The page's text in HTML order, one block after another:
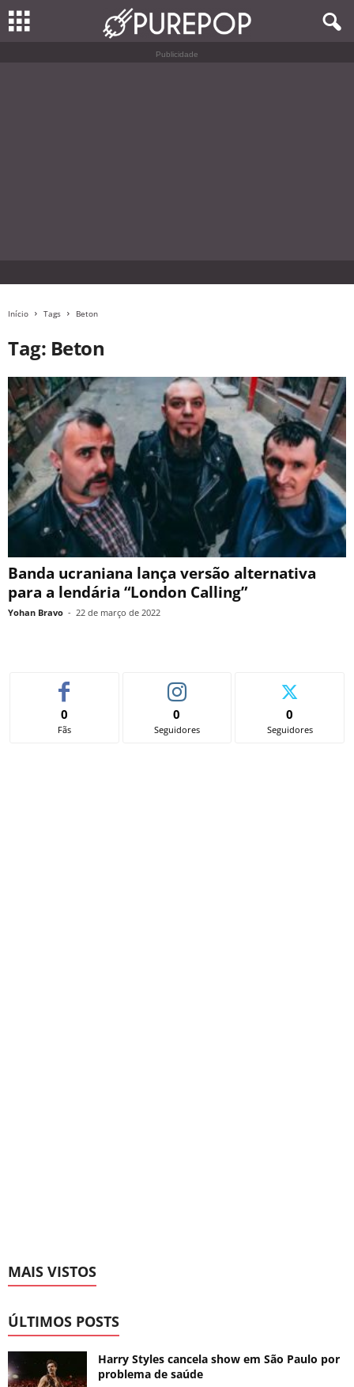
Publicidade
Início Tags Beton
Tag: Beton
Banda ucraniana lança versão alternativa
para a lendária “London Calling”
Yohan Bravo - 22 de março de 2022
0
Fãs
0
Seguidores
0
Seguidores
MAIS VISTOS
ÚLTIMOS POSTS
Harry Styles cancela show em São Paulo por
problema de saúde